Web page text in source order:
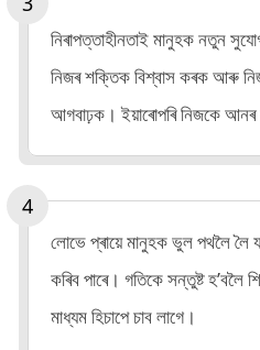
নিৰাপত্তাহীনতাই মানুহক নতুন
নিজৰ শক্তিক বিশ্বাস কৰক আৰু
আগবাঢ়ক। ইয়াৰোপৰি নিজকে
লোভে প্ৰায়ে মানুহক ভুল পথলৈ লৈ
কৰিব পাৰে। গতিকে সন্তুষ্ট
মাধ্যম হিচাপে চাব লাগে।